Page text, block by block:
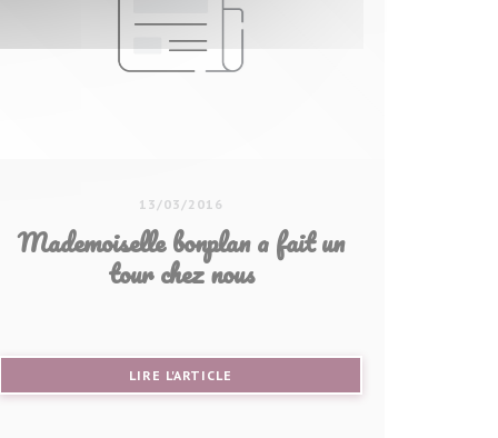
13/03/2016
Mademoiselle bonplan a fait un
tour chez nous
LIRE L'ARTICLE